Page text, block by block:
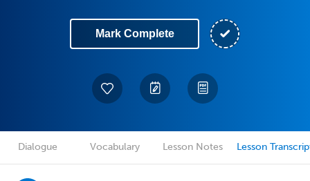
Mark Complete
Dialogue Vocabulary Lesson Notes Lesson